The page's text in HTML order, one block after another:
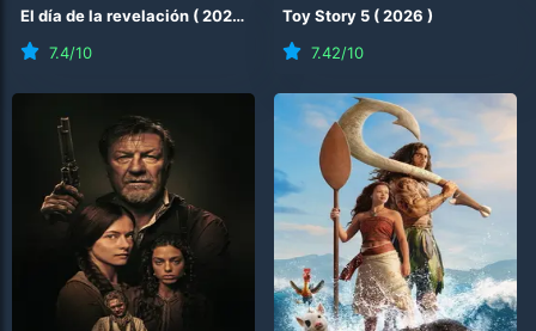
El día de la revelación (2026 )
7.4/10
Toy Story 5 (2026 )
7.42/10